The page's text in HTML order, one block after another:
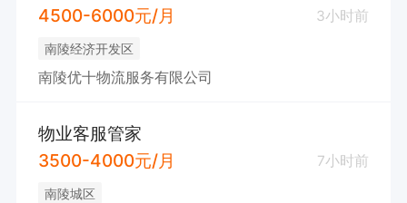
4500-6000元/月
3小时前
南陵经济开发区
南陵优十物流服务有限公司
物业客服管家
3500-4000元/月
7小时前
南陵城区